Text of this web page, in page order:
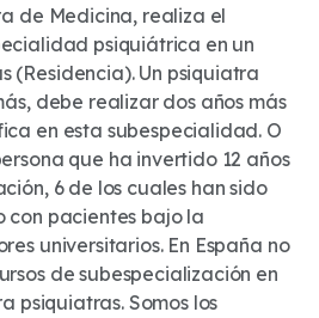
de Medicina, realiza el
psiquiátrica en un
(Residencia). Un psiquiatra
debe realizar dos años más
en esta subespecialidad. O
que ha invertido 12 años
6 de los cuales han sido
con pacientes bajo la
universitarios. En España no
de subespecialización en
psiquiatras. Somos los